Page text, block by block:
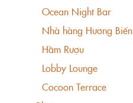
Ocean Night Bar
Nhà hàng Hương Biển
Hầm Rượu
Lobby Lounge
Cocoon Terrace